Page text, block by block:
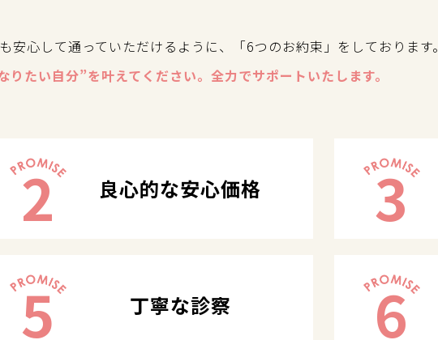
安心して通っていただけるように、「6つのお約束」をしております。
りたい自分”を叶えてください。全力でサポートいたします。
2 良心的な安心価格 3
5 丁寧な診察 6